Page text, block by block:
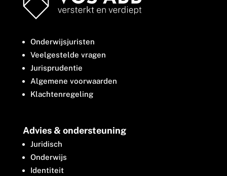
Onderwijsjuristen
Veelgestelde vragen
Jurisprudentie
Algemene voorwaarden
Klachtenregeling
Advies & ondersteuning
Juridisch
Onderwijs
Identiteit